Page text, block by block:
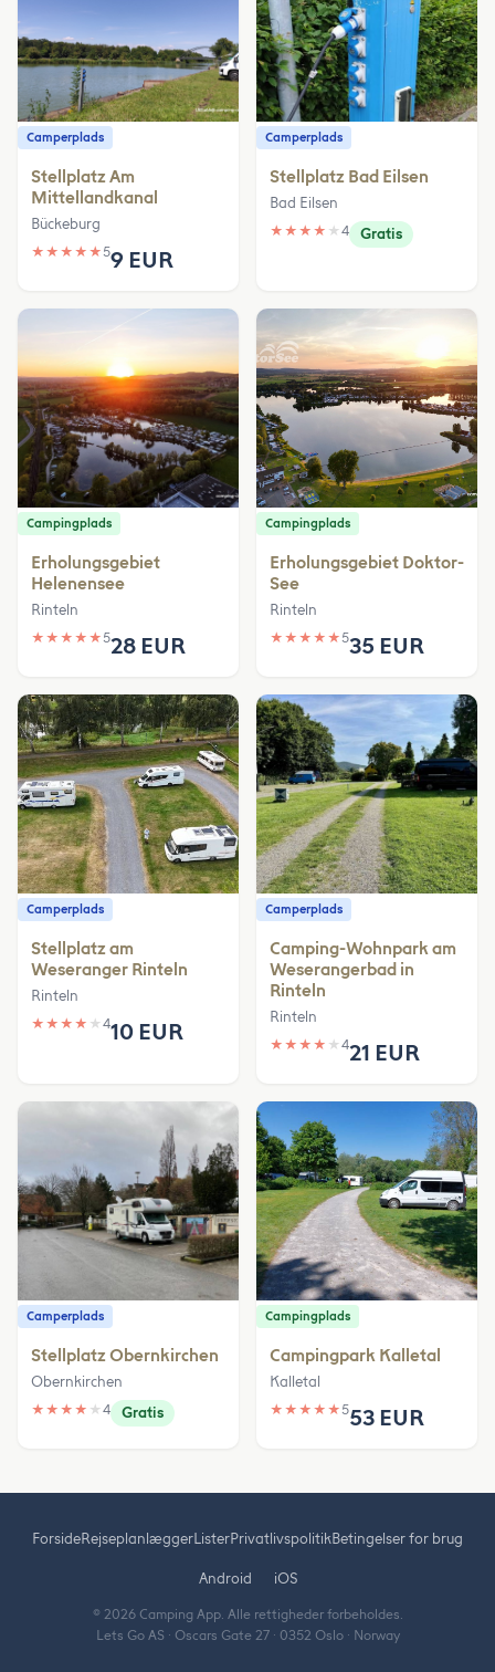
Camperplads
Stellplatz Am
Mittellandkanal
Bückeburg
★ ★ ★ ★ ★59 EUR
Camperplads
Stellplatz Bad Eilsen
Bad Eilsen
★ ★ ★ ★ ★ 4 Gratis
Campingplads
Erholungsgebiet
Helenensee
Rinteln
★ ★ ★ ★ ★528 EUR
Campingplads
Erholungsgebiet Doktor-
See
Rinteln
★ ★ ★ ★ ★535 EUR
Camperplads
Stellplatz am
Weseranger Rinteln
Rinteln
★ ★ ★ ★ ★ 410 EUR
Camperplads
Camping-Wohnpark am
Weserangerbad in
Rinteln
Rinteln
★ ★ ★ ★ ★ 421 EUR
Camperplads
Stellplatz Obernkirchen
Obernkirchen
★ ★ ★ ★ ★ 4 Gratis
Campingplads
Campingpark Kalletal
Kalletal
★ ★ ★ ★ ★553 EUR
ForsideRejseplanlæggerListerPrivatlivspolitikBetingelser for brug
Android iOS
© 2026 Camping App. Alle rettigheder forbeholdes.
Lets Go AS · Oscars Gate 27 · 0352 Oslo · Norway